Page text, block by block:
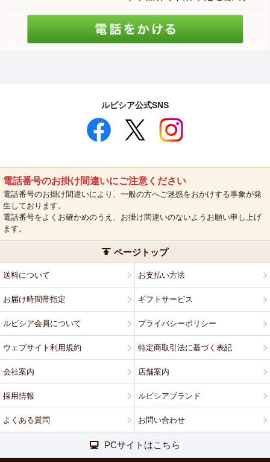
ルピシア公式SNS
電話番号のお掛け間違いにご注意ください
電話番号のお掛け間違いにより、一般の方へご迷惑をおかけする事象が発
生しております。
電話番号をよくお確かめのうえ、お掛け間違いのないようお願い申し上げ
ます。
ページトップ
送料について お支払い方法
お届け時間帯指定 ギフトサービス
ルピシア会員について プライバシーポリシー
ウェブサイト利用規約 特定商取引法に基づく表記
会社案内 店舗案内
採用情報 ルピシアブランド
よくある質問 お問い合わせ
PCサイトはこちら